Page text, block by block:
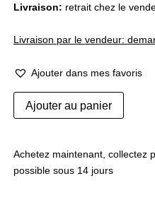
Livraison: retrait chez le
Livraison par le vendeur:
Ajouter dans mes favoris
quantité
de
Ajouter au panier
Achetez maintenant, collectez
possible sous 14 jours